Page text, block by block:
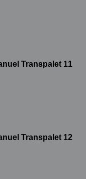
Manuel Transpalet 11
Manuel Transpalet 12